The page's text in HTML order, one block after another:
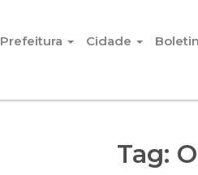
Prefeitura
Cidade
Tag: